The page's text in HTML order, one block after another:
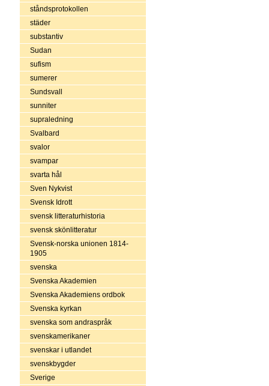
ståndsprotokollen
städer
substantiv
Sudan
sufism
sumerer
Sundsvall
sunniter
supraledning
Svalbard
svalor
svampar
svarta hål
Sven Nykvist
Svensk Idrott
svensk litteraturhistoria
svensk skönlitteratur
Svensk-norska unionen 1814-
1905
svenska
Svenska Akademien
Svenska Akademiens ordbok
Svenska kyrkan
svenska som andraspråk
svenskamerikaner
svenskar i utlandet
svenskbygder
Sverige